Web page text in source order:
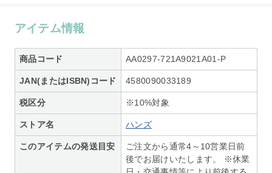
アイテム情報
商品コード AA0297-721A9021A01-P
JAN(またはISBN)コード 4580090033189
税区分 ※10%対象
ストア名 ハンズ
このアイテムの発送目安
ご注文から通常4～10営業日前
後でお届けいたします。 ※休業